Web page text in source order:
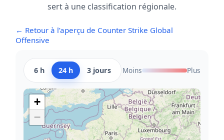
sert à une classification régionale.
← Retour à l’aperçu de Counter Strike Global
Offensive
6 h 24 h 3 jours Moins Plus
+
−